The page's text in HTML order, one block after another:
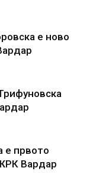
е ново
е првото
Вардар